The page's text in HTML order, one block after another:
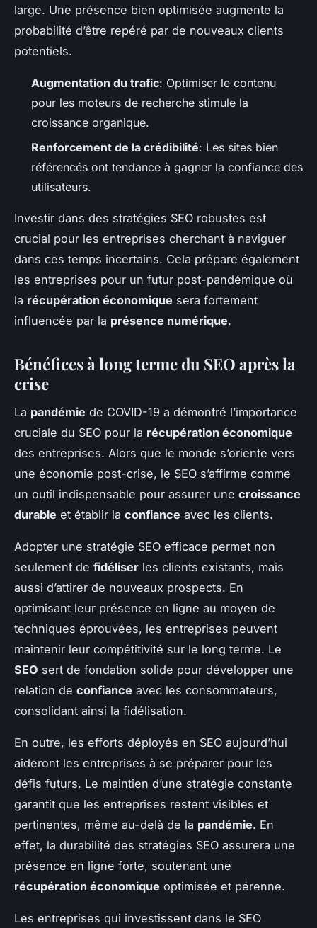
large. Une présence bien optimisée augmente la
probabilité d’être repéré par de nouveaux clients
potentiels.
Augmentation du trafic: Optimiser le contenu
pour les moteurs de recherche stimule la
croissance organique.
Renforcement de la crédibilité: Les sites bien
référencés ont tendance à gagner la confiance des
utilisateurs.
Investir dans des stratégies SEO robustes est
crucial pour les entreprises cherchant à naviguer
dans ces temps incertains. Cela prépare également
les entreprises pour un futur post-pandémique où
la récupération économique sera fortement
influencée par la présence numérique.
Bénéfices à long terme du SEO après la
crise
La pandémie de COVID-19 a démontré l’importance
cruciale du SEO pour la récupération économique
des entreprises. Alors que le monde s’oriente vers
une économie post-crise, le SEO s’affirme comme
un outil indispensable pour assurer une croissance
durable et établir la confiance avec les clients.
Adopter une stratégie SEO efficace permet non
seulement de fidéliser les clients existants, mais
aussi d’attirer de nouveaux prospects. En
optimisant leur présence en ligne au moyen de
techniques éprouvées, les entreprises peuvent
maintenir leur compétitivité sur le long terme. Le
SEO sert de fondation solide pour développer une
relation de confiance avec les consommateurs,
consolidant ainsi la fidélisation.
En outre, les efforts déployés en SEO aujourd’hui
aideront les entreprises à se préparer pour les
défis futurs. Le maintien d’une stratégie constante
garantit que les entreprises restent visibles et
pertinentes, même au-delà de la pandémie. En
effet, la durabilité des stratégies SEO assurera une
présence en ligne forte, soutenant une
récupération économique optimisée et pérenne.
Les entreprises qui investissent dans le SEO